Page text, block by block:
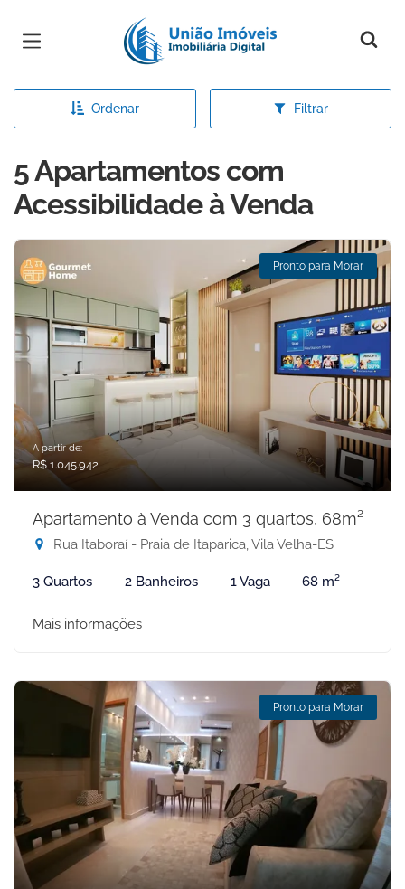
Página inicial
Ordenar Filtrar
5 Apartamentos com
Acessibilidade à Venda
Pronto para Morar
A partir de:
R$ 1.045.942
Apartamento à Venda com 3 quartos, 68m²
Rua Itaboraí - Praia de Itaparica, Vila Velha-ES
3 Quartos 2 Banheiros 1 Vaga 68 m²
Mais informações
Pronto para Morar